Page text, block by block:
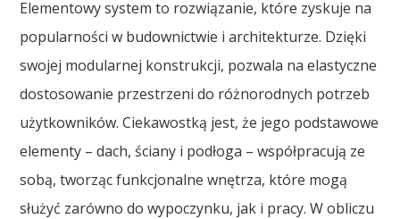
Elementowy system to rozwiązanie, które zyskuje na
popularności w budownictwie i architekturze. Dzięki
swojej modularnej konstrukcji, pozwala na elastyczne
dostosowanie przestrzeni do różnorodnych potrzeb
użytkowników. Ciekawostką jest, że jego podstawowe
elementy – dach, ściany i podłoga – współpracują ze
sobą, tworząc funkcjonalne wnętrza, które mogą
służyć zarówno do wypoczynku, jak i pracy. W obliczu